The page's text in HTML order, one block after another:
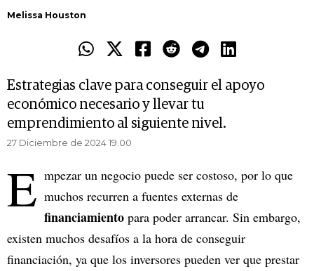
Melissa Houston
Estrategias clave para conseguir el apoyo
económico necesario y llevar tu
emprendimiento al siguiente nivel.
27 Diciembre de 2024 19.00
E mpezar un negocio puede ser costoso, por lo que
muchos recurren a fuentes externas de
financiamiento para poder arrancar. Sin embargo,
existen muchos desafíos a la hora de conseguir
financiación, ya que los inversores pueden ver que prestar